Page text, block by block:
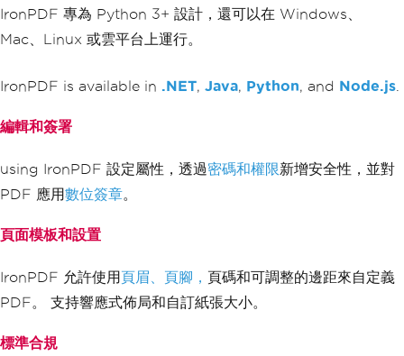
IronPDF 專為 Python 3+ 設計，還可以在 Windows、
Mac、Linux 或雲平台上運行。
IronPDF is available in .NET, Java, Python, and Node.js
編輯和簽署
using IronPDF 設定屬性，透過密碼和權限新增安全性，並對
PDF 應用數位簽章。
頁面模板和設置
IronPDF 允許使用 頁眉、頁腳， 頁碼和可調整的邊距來自定義
PDF。 支持響應式佈局和自訂紙張大小。
標準合規